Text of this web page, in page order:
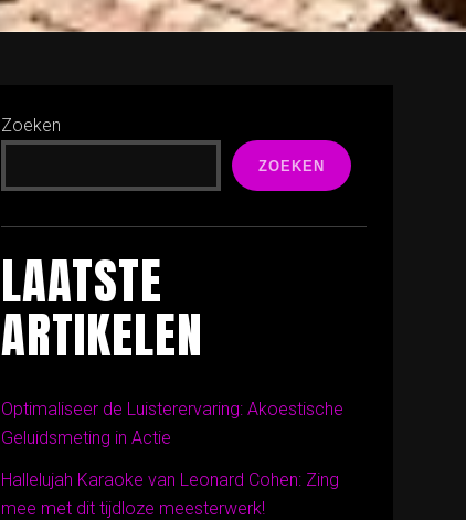
Zoeken
ZOEKEN
LAATSTE
ARTIKELEN
Optimaliseer de Luisterervaring: Akoestische
Geluidsmeting in Actie
Hallelujah Karaoke van Leonard Cohen: Zing
mee met dit tijdloze meesterwerk!